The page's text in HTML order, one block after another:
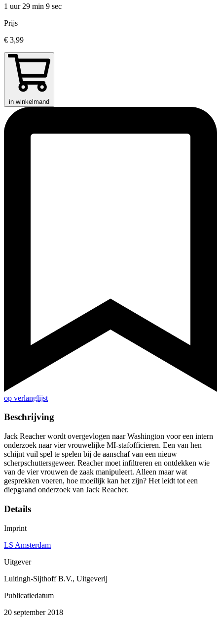
1 uur 29 min 9 sec
Prijs
€ 3,99
in winkelmand
op verlanglijst
Beschrijving
Jack Reacher wordt overgevlogen naar Washington voor een intern
onderzoek naar vier vrouwelijke MI-stafofficieren. Een van hen
schijnt vuil spel te spelen bij de aanschaf van een nieuw
scherpschuttersgeweer. Reacher moet infiltreren en ontdekken wie
van de vier vrouwen de zaak manipuleert. Alleen maar wat
gesprekken voeren, hoe moeilijk kan het zijn? Het leidt tot een
diepgaand onderzoek van Jack Reacher.
Details
Imprint
LS Amsterdam
Uitgever
Luitingh-Sijthoff B.V., Uitgeverij
Publicatiedatum
20 september 2018